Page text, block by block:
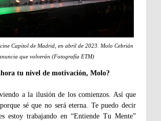
Capitol de Madrid, en abril de 2023. Molo Cebrián
que volverán (Fotografía ETM)
tu nivel de motivación, Molo?
a la ilusión de los comienzos. Así que
sé que no será eterna. Te puedo decir
estoy trabajando en “Entiende Tu Mente”